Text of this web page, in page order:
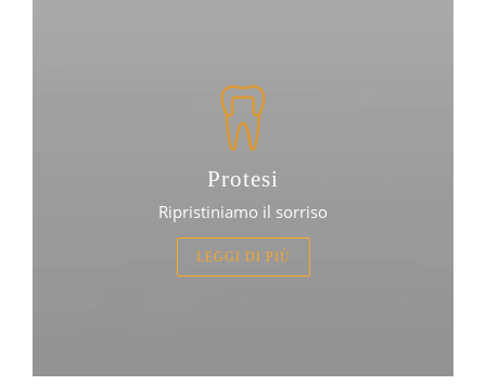
Protesi
Ripristiniamo il sorriso
LEGGI DI PIÙ